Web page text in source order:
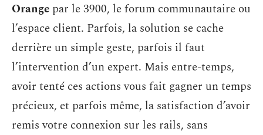
Orange par le 3900, le forum communautaire ou
l’espace client. Parfois, la solution se cache
derrière un simple geste, parfois il faut
l’intervention d’un expert. Mais entre-temps,
avoir tenté ces actions vous fait gagner un temps
précieux, et parfois même, la satisfaction d’avoir
remis votre connexion sur les rails, sans